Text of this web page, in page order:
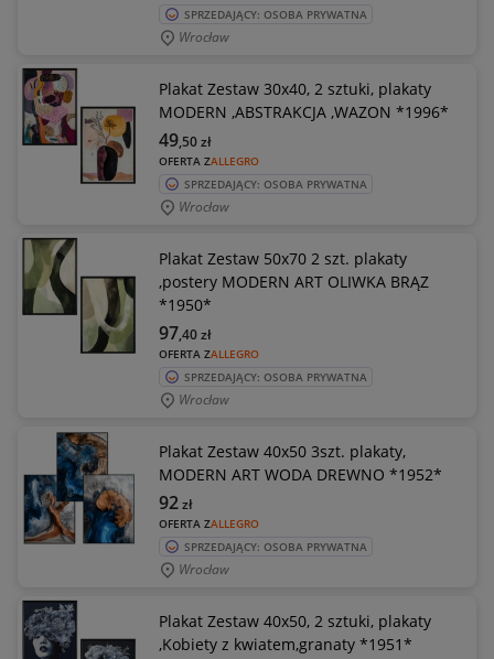
SPRZEDAJĄCY: OSOBA PRYWATNA
Wrocław
Plakat Zestaw 30x40, 2 sztuki, plakaty
MODERN ,ABSTRAKCJA ,WAZON *1996*
OFERTA ZALLEGRO
49,50zł
SPRZEDAJĄCY: OSOBA PRYWATNA
Wrocław
Plakat Zestaw 50x70 2 szt. plakaty
,postery MODERN ART OLIWKA BRĄZ
*1950*
OFERTA ZALLEGRO
97,40zł
SPRZEDAJĄCY: OSOBA PRYWATNA
Wrocław
Plakat Zestaw 40x50 3szt. plakaty,
MODERN ART WODA DREWNO *1952*
OFERTA ZALLEGRO
92zł
SPRZEDAJĄCY: OSOBA PRYWATNA
Wrocław
Plakat Zestaw 40x50, 2 sztuki, plakaty
,Kobiety z kwiatem,granaty *1951*